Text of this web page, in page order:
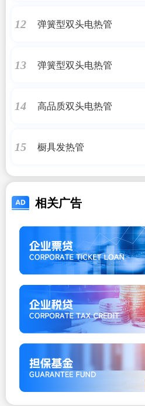
12 弹簧型双头电热管
13 弹簧型双头电热管
14 高品质双头电热管
15 橱具发热管
相关广告